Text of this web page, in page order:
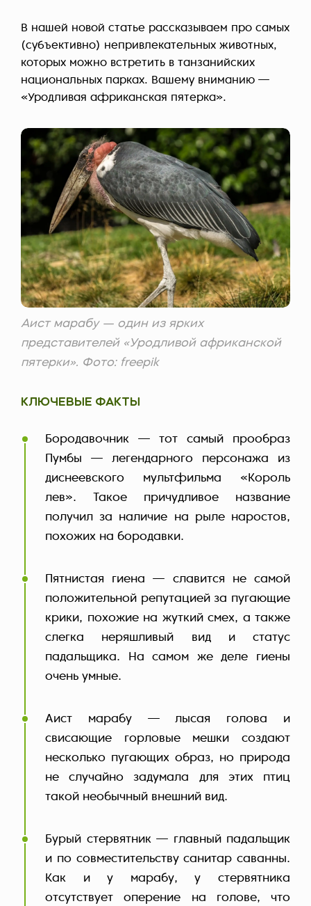
В нашей новой статье рассказываем про самых
(субъективно) непривлекательных животных,
которых можно встретить в танзанийских
национальных парках. Вашему вниманию —
«Уродливая африканская пятерка».
Аист марабу — один из ярких
представителей «Уродливой африканской
пятерки». Фото: freepik
КЛЮЧЕВЫЕ ФАКТЫ
Бородавочник — тот самый прообраз
Пумбы — легендарного персонажа из
диснеевского мультфильма «Король
лев». Такое причудливое название
получил за наличие на рыле наростов,
похожих на бородавки.
Пятнистая гиена — славится не самой
положительной репутацией за пугающие
крики, похожие на жуткий смех, а также
слегка неряшливый вид и статус
падальщика. На самом же деле гиены
очень умные.
Аист марабу — лысая голова и
свисающие горловые мешки создают
несколько пугающих образ, но природа
не случайно задумала для этих птиц
такой необычный внешний вид.
Бурый стервятник — главный падальщик
и по совместительству санитар саванны.
Как и у марабу, у стервятника
отсутствует оперение на голове, что